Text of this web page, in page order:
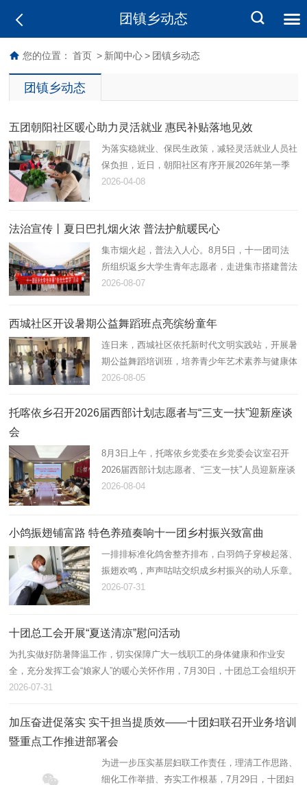
团镇乡动态
您的位置： 首页 > 新闻中心 > 团镇乡动态
团镇乡动态
五团朝阳社区暖心助力灵活就业 惠民补贴落地见效
为落实稳就业、保民生政策，减轻灵活就业人员社
保负担，近日，朝阳社区有序开展2026年第一季
度灵活就业社保补贴申请工作，以贴心服务打通民
2026-04-08
法治宣传丨夏日巴扎烟火浓 普法护航暖民心
集市烟火起，普法入人心。8月5日，十一团司法
所组织返乡大学生青年志愿者，走进集市搭建普法
小摊，开展法治宣讲活动，以青春力量解锁接地
2026-08-07
西城社区开设暑期公益舞蹈班点亮缤纷童年
连日来，西城社区依托新时代文明实践站，开展暑
期公益舞蹈培训班，培养青少年艺术素养与健康体
魄，助力未成年人全面健康成长。
2026-08-05
托喀依乡召开2026届西部计划志愿者与“三支一扶”迎新座谈
会
8月3日上午，托喀依乡党委在乡党委会议室召开
2026届西部计划志愿者、“三支一扶”人员迎新座谈
会。会议由乡党委副书记、纪委书记张茂祥主持，
2026-08-04
小鸽振翅铺富路 特色养殖奏响十一团乡村振兴致富曲
一排排标准化鸽舍整齐排布，白羽鸽子穿梭起落、
振翅欢鸣，声声咕咕交织成乡村振兴的动人乐章。
近年来，十一团立足资源优势，以“合作社+连队
2026-07-31
十团总工会开展“夏送清凉”慰问活动
为扎实做好防暑降温工作，切实保障广大一线职工的身体健康和作业安
全，充分发挥工会“娘家人”的暖心关怀作用，7月30日，十团总工会组织开
展2026年“夏送清凉”慰问活动，为坚守高温岗位的劳动者送去防暑降温物
2026-07-31
加压奋进促落实 实干担当提质效——十团妇联召开业务培训
暨重点工作推进部署会
为进一步压实基层妇联工作责任，理清工作思路、
细化工作举措、夯实工作根基，7月29日，十团妇